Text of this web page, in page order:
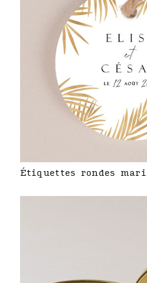
Étiquettes rondes